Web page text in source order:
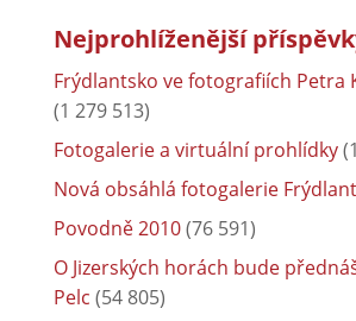
Nejprohlíženější
Frýdlantsko ve fotografiích Petra
(1 279 513)
Fotogalerie a virtuální prohlídky
Nová obsáhlá fotogalerie
Povodně 2010(76 591)
O Jizerských horách bude
Pelc (54 805)